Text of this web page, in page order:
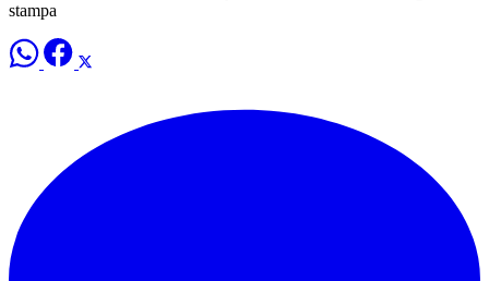
stampa